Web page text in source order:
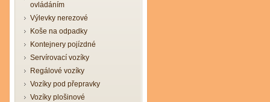
ovládáním
Výlevky nerezové
Koše na odpadky
Kontejnery pojízdné
Servírovací vozíky
Regálové vozíky
Vozíky pod přepravky
Vozíky plošinové